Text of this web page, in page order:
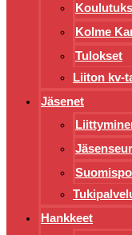
Kolme
Tulokset
Liiton kv-
Jäsenet
Hankkeet